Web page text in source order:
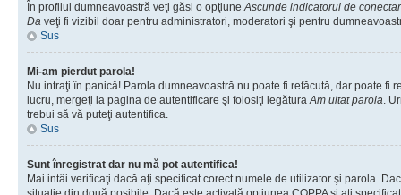
În profilul dumneavoastră veţi găsi o opţiuneAscunde indicatorul de
Da veţi fi vizibil doar pentru administratori, moderatori şi pentru
Sus
Mi-am pierdut parola!
Nu intraţi în panică! Parola dumneavoastră nu poate fi refăcută, dar poate fi
lucru, mergeţi la pagina de autentificare şi folosiţi legăturaAm uitat parola.
trebui să vă puteţi autentifica.
Sus
Sunt înregistrat dar nu mă pot autentifica!
Mai intâi verificaţi dacă aţi specificat corect numele de utilizator şi parola.